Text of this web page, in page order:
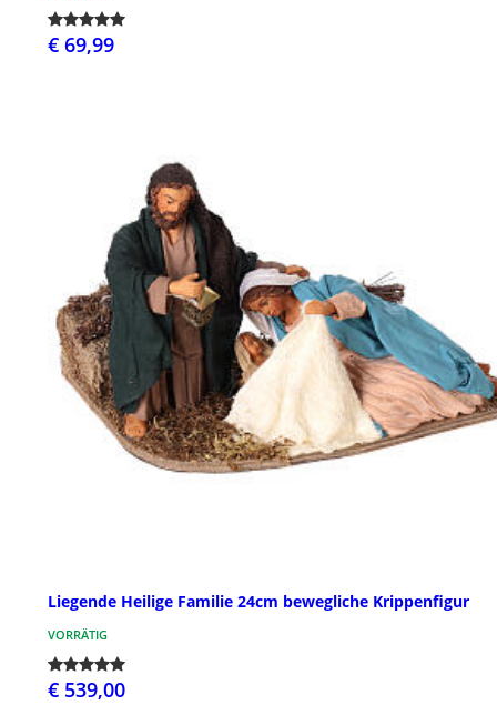
€ 69,99
Liegende Heilige Familie 24cm bewegliche Krippenfigur
VORRÄTIG
€ 539,00